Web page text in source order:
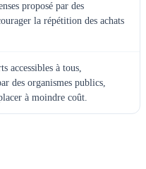
proposé par des
la répétition des achats
accessibles à tous,
des organismes publics,
à moindre coût.